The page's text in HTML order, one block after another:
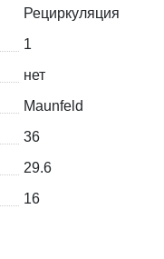
Рециркуляция
1
нет
Maunfeld
36
29.6
16